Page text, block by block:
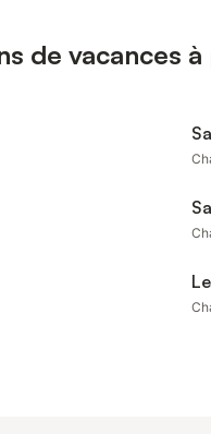
de vacances